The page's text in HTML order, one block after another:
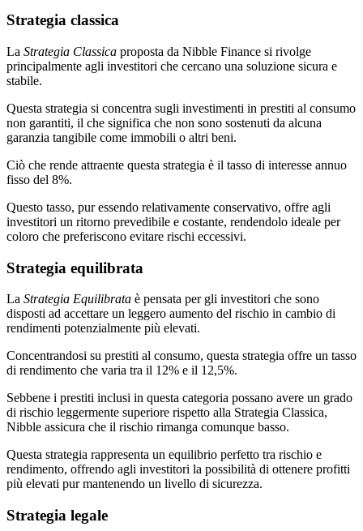
Strategia classica
La Strategia Classica proposta da Nibble Finance si rivolge
principalmente agli investitori che cercano una soluzione sicura e
stabile.
Questa strategia si concentra sugli investimenti in prestiti al consumo
non garantiti, il che significa che non sono sostenuti da alcuna
garanzia tangibile come immobili o altri beni.
Ciò che rende attraente questa strategia è il tasso di interesse annuo
fisso del 8%.
Questo tasso, pur essendo relativamente conservativo, offre agli
investitori un ritorno prevedibile e costante, rendendolo ideale per
coloro che preferiscono evitare rischi eccessivi.
Strategia equilibrata
La Strategia Equilibrata è pensata per gli investitori che sono
disposti ad accettare un leggero aumento del rischio in cambio di
rendimenti potenzialmente più elevati.
Concentrandosi su prestiti al consumo, questa strategia offre un tasso
di rendimento che varia tra il 12% e il 12,5%.
Sebbene i prestiti inclusi in questa categoria possano avere un grado
di rischio leggermente superiore rispetto alla Strategia Classica,
Nibble assicura che il rischio rimanga comunque basso.
Questa strategia rappresenta un equilibrio perfetto tra rischio e
rendimento, offrendo agli investitori la possibilità di ottenere profitti
più elevati pur mantenendo un livello di sicurezza.
Strategia legale